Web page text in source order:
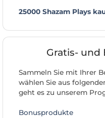
25000 Shazam Plays
Gratis-
Sammeln Sie mit Ihrer
wählen Sie aus
geht es zu unserem
Bonusprodukte